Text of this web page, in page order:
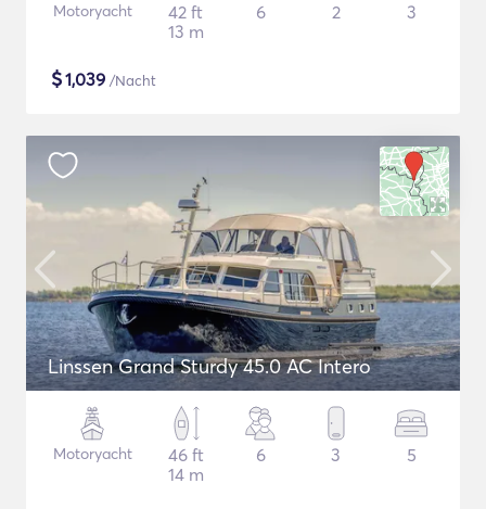
Motoryacht
42 ft
13 m
6 2 3
$1,039 /Nacht
Linssen Grand Sturdy 45.0 AC Intero
Motoryacht
46 ft
14 m
6 3 5